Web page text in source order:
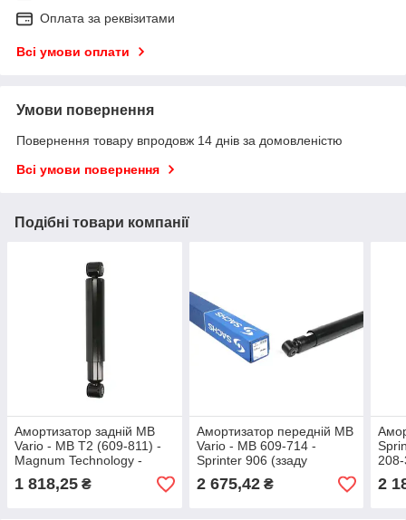
Оплата за реквізитами
Всі умови оплати
Умови повернення
Повернення товару впродовж 14 днів за домовленістю
Всі умови повернення
Подібні товари компанії
Амортизатор задній MB
Vario - MB T2 (609-811) -
Magnum Technology -
Польща - M0001
1 818,25 ₴
Амортизатор передній MB
Vario - MB 609-714 -
Sprinter 906 (ззаду
підсилені) - SACHS -
Германия - 112 370
2 675,42₴
46
2